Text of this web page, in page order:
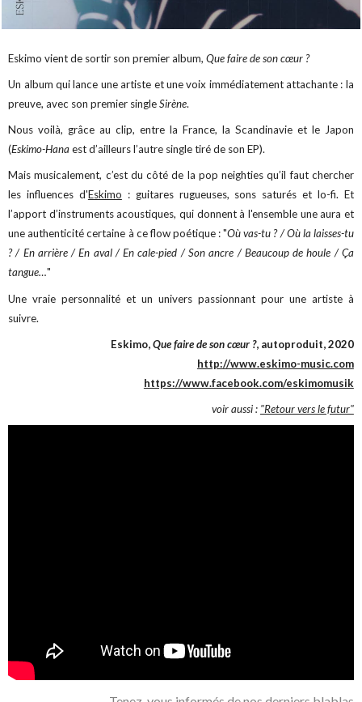
Eskimo vient de sortir son premier album,Que faire de son cœur ?
Un album qui lance une artiste et une voix immédiatement attachante : la
preuve, avec son premier singleSirène.
Nous voilà, grâce au clip, entre la France, la Scandinavie et le Japon
(Eskimo-Hanaest d’ailleurs l’autre single tiré de son EP).
Mais musicalement, c’est du côté de la pop neighties qu’il faut chercher
les influences d'Eskimo : guitares rugueuses, sons saturés et lo-fi. Et
l’apport d’instruments acoustiques, qui donnent à l'ensemble une aura et
une authenticité certaine à ce flow poétique : "Où vas-tu ? / Où la laisses-tu
? / En arrière / En aval / En cale-pied / Son ancre / Beaucoup de houle / Ça
tangue…"
Une vraie personnalité et un univers passionnant pour une artiste à
suivre.
Eskimo,Que faire de son cœur ?, autoproduit, 2020
http://www.eskimo-music.com
https://www.facebook.com/eskimomusik
voir aussi : "Retour vers le futur"